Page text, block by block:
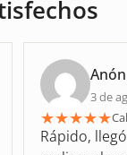
3 de
★★★★★
Rápido,